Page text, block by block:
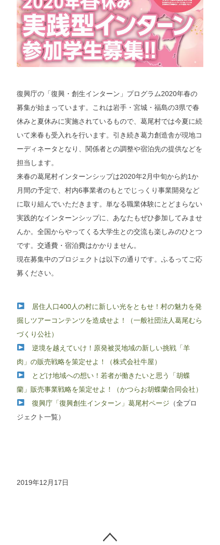
復興庁の「復興・創生インターン」プログラム2020年春の
募集が始まっています。これは岩手・宮城・福島の3県で春
休みと夏休みに実施されているもので、葛尾村では今夏に続
いて来春も受入れを行います。引き続き葛力創造舎が現地コ
ーディネータとなり、関係者との調整や宿泊先の提供などを
担当します。
来春の葛尾村インターンシップは2020年2月中旬から約1か
月間の予定で、村内6事業者のもとでじっくり事業開発など
に取り組んでいただきます。単なる職業体験にとどまらない
実践的なインターンシップに、あなたもぜひ参加してみませ
んか。全国からやってくる大学生との交流も楽しみのひとつ
です。交通費・宿泊費はかかりません。
現在募集中のプロジェクトは以下の通りです。ふるってご応
募ください。
居住人口400人の村に新しい光をともせ！村の魅力を発
掘しツアーコンテンツを造成せよ！（一般社団法人葛尾むら
づくり公社）
逆境を越えていけ！原発被災地域の新しい挑戦「羊
肉」の販売戦略を策定せよ！（株式会社牛屋）
とどけ地域への想い！若者が働きたいと思う「胡蝶
蘭」販売事業戦略を策定せよ！（かつらお胡蝶蘭合同会社）
復興庁「復興創生インターン」葛尾村ページ （全プロ
ジェクト一覧）
2019年12月17日